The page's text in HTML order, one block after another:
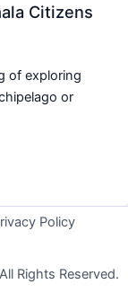
Citizens
of exploring
or
Policy
Rights Reserved.